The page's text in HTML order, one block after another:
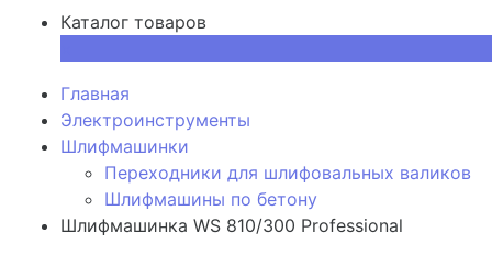
Каталог товаров
Главная
Электроинструменты
Шлифмашинки
Переходники для шлифовальных валиков
Шлифмашины по бетону
Шлифмашинка WS 810/300 Professional